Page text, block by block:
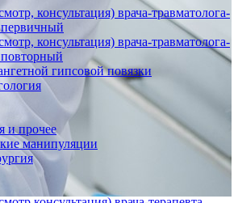
консультация) врача-травматолога-
первичный
консультация) врача-травматолога-
гипсовой повязки
и прочее
манипуляции